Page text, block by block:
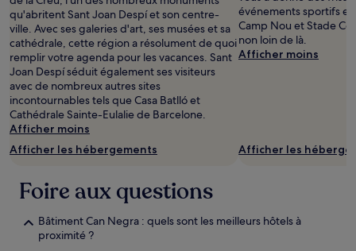
qu'abritent Sant Joan Despí et son centre-
ville. Avec ses galeries d'art, ses musées et sa
cathédrale, cette région a résolument de quoi
remplir votre agenda pour les vacances. Sant
Joan Despí séduit également ses visiteurs
avec de nombreux autres sites
incontournables tels que Casa Batlló et
Cathédrale Sainte-Eulalie de Barcelone.
Afficher moins
Afficher les hébergements
événements sportifs
Camp Nou et Stade
non loin de là.
Afficher moins
Afficher les
Foire aux questions
Bâtiment Can Negra : quels sont les meilleurs hôtels à
proximité ?